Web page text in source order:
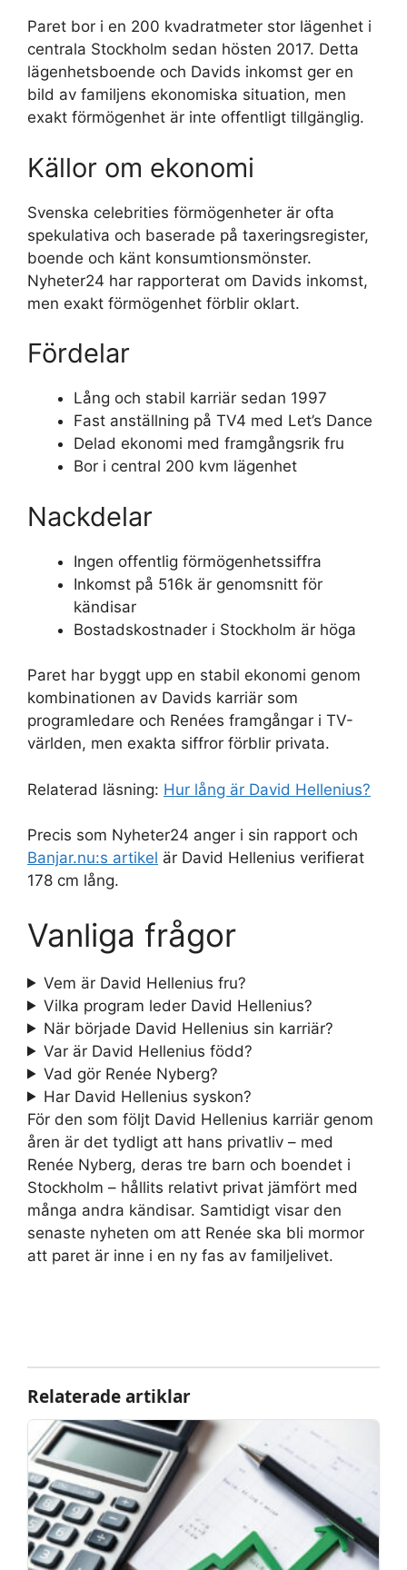
Paret bor i en 200 kvadratmeter stor lägenhet i
centrala Stockholm sedan hösten 2017. Detta
lägenhetsboende och Davids inkomst ger en
bild av familjens ekonomiska situation, men
exakt förmögenhet är inte offentligt tillgänglig.
Källor om ekonomi
Svenska celebrities förmögenheter är ofta
spekulativa och baserade på taxeringsregister,
boende och känt konsumtionsmönster.
Nyheter24 har rapporterat om Davids inkomst,
men exakt förmögenhet förblir oklart.
Fördelar
Lång och stabil karriär sedan 1997
Fast anställning på TV4 med Let’s Dance
Delad ekonomi med framgångsrik fru
Bor i central 200 kvm lägenhet
Nackdelar
Ingen offentlig förmögenhetssiffra
Inkomst på 516k är genomsnitt för
kändisar
Bostadskostnader i Stockholm är höga
Paret har byggt upp en stabil ekonomi genom
kombinationen av Davids karriär som
programledare och Renées framgångar i TV-
världen, men exakta siffror förblir privata.
Relaterad läsning: Hur lång är David Hellenius?
Precis som Nyheter24 anger i sin rapport och
Banjar.nu:s artikel är David Hellenius verifierat
178 cm lång.
Vanliga frågor
Vem är David Hellenius fru?
Vilka program leder David Hellenius?
När började David Hellenius sin karriär?
Var är David Hellenius född?
Vad gör Renée Nyberg?
Har David Hellenius syskon?
För den som följt David Hellenius karriär genom
åren är det tydligt att hans privatliv – med
Renée Nyberg, deras tre barn och boendet i
Stockholm – hållits relativt privat jämfört med
många andra kändisar. Samtidigt visar den
senaste nyheten om att Renée ska bli mormor
att paret är inne i en ny fas av familjelivet.
Relaterade artiklar